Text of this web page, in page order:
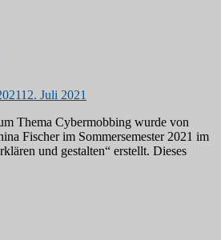
12. Juli 2021
Thema Cybermobbing wurde von
Fischer im Sommersemester 2021 im
und gestalten“ erstellt. Dieses